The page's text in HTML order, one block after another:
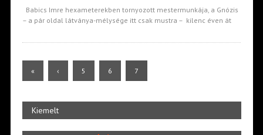
Babics Imre hexameterekben tornyozott mestermunkája, a Gnózis
– a pár oldal látványa-mélysége itt csak mustra – kilenc éven át
« ‹ 5 6 7
Kiemelt